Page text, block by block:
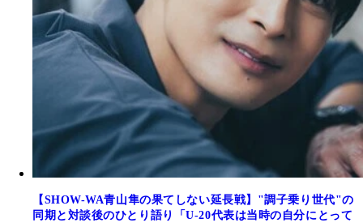
【SHOW-WA青山隼の果てしない延長戦】"調子乗り世代"の
同期と対談後のひとり語り「U-20代表は当時の自分にとって